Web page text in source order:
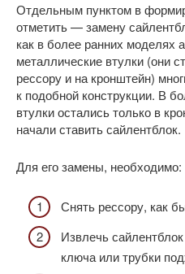
Отдельным пунктом в
отметить — замену
как в более ранних моделях
металлические втулки (они
рессору и на кронштейн)
к подобной конструкции. В
втулки остались только в
начали ставить сайлентблок.
Для его замены, необходимо:
Снять рессору, как
Извлечь
ключа или трубки